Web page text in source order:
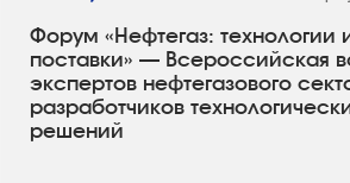
Форум «Нефтегаз: технологии
поставки» — Всероссийская
экспертов нефтегазового
разработчиков
решений